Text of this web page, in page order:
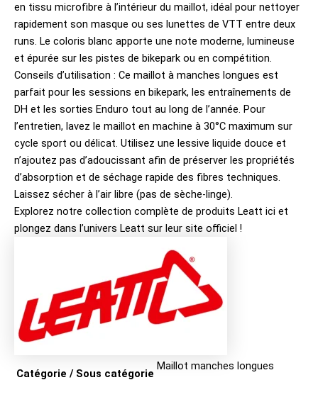
en tissu microfibre à l’intérieur du maillot, idéal pour nettoyer
rapidement son masque ou ses lunettes de VTT entre deux
runs. Le coloris blanc apporte une note moderne, lumineuse
et épurée sur les pistes de bikepark ou en compétition.
Conseils d’utilisation : Ce maillot à manches longues est
parfait pour les sessions en bikepark, les entraînements de
DH et les sorties Enduro tout au long de l’année. Pour
l’entretien, lavez le maillot en machine à 30°C maximum sur
cycle sport ou délicat. Utilisez une lessive liquide douce et
n’ajoutez pas d’adoucissant afin de préserver les propriétés
d’absorption et de séchage rapide des fibres techniques.
Laissez sécher à l’air libre (pas de sèche-linge).
Explorez notre collection complète de produits Leatt ici et
plongez dans l’univers Leatt sur leur site officiel !
Catégorie / Sous catégorie
Maillot manches longues